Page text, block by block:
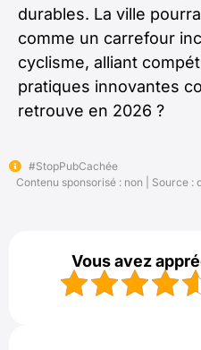
durables. La ville
comme un carrefour
cyclisme, alliant
pratiques innovantes
retrouve en 2026 ?
#StopPubCachée
Contenu sponsorisé : non | Source :
Vous avez